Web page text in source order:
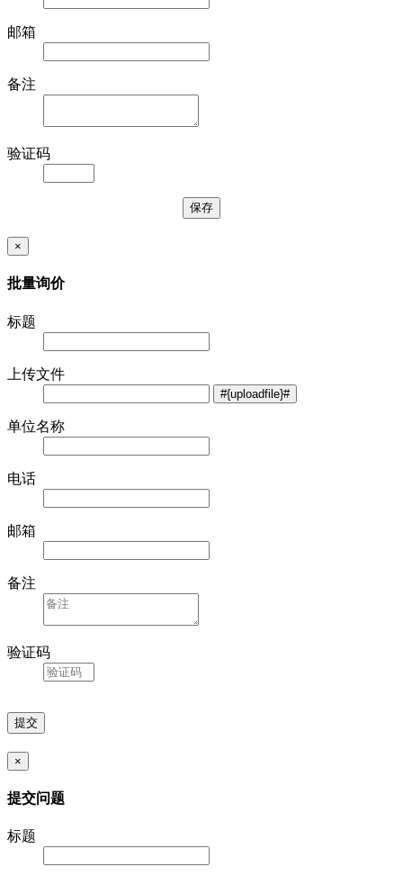
邮箱
备注
验证码
×
批量询价
标题
上传文件
单位名称
电话
邮箱
备注
验证码
×
提交问题
标题